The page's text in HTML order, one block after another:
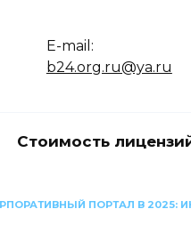
E-mail:
b24.org.ru@ya.ru
Стоимость
ПОРТАЛ В 2025: